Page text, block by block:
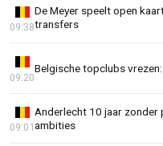
De Meyer speelt open
transfers
09:38
Belgische topclubs
09:20
Anderlecht 10 jaar
ambities
09:01